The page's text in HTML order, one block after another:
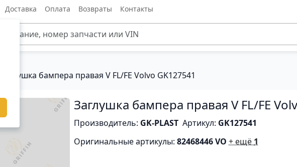
Доставка Оплата Возвраты Контакты
Заглушка бампера правая V FL/FE Volvo GK127541
Заглушка бампера правая V FL/FE
Производитель: GK-PLAST Артикул: GK127541
Оригинальные артикулы:82468446 VO + ещё 1